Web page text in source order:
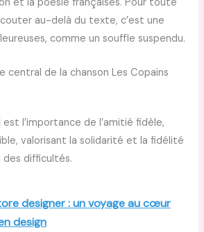
au-delà du texte, c’est une
comme un souffle suspendu.
central de la chanson Les Copains
l’importance de l’amitié fidèle,
valorisant la solidarité et la fidélité
des difficultés.
designer : un voyage au cœur
design